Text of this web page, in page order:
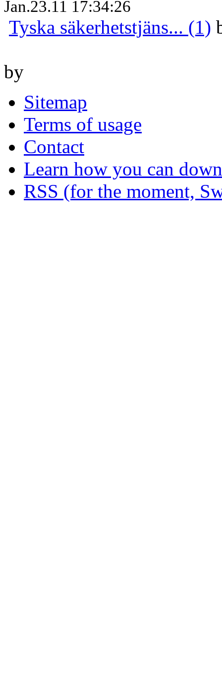
Jan.23.11 17:34:26
Tyska säkerhetstjäns... (1)
by
Sitemap
Terms of usage
Contact
Learn how you can
RSS (for the moment,